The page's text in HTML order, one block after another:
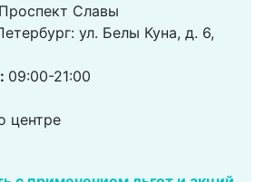
Славы
ул. Белы Куна, д. 6,
09:00-21:00
центре